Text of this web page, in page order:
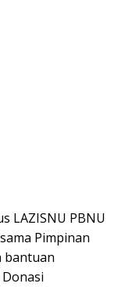
LAZISNU PBNU
Pimpinan
bantuan